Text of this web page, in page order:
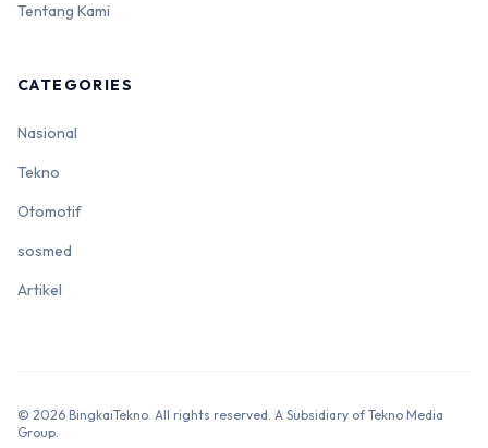
Tentang Kami
CATEGORIES
Nasional
Tekno
Otomotif
sosmed
Artikel
© 2026 BingkaiTekno. All rights reserved. A Subsidiary of Tekno Media
Group.